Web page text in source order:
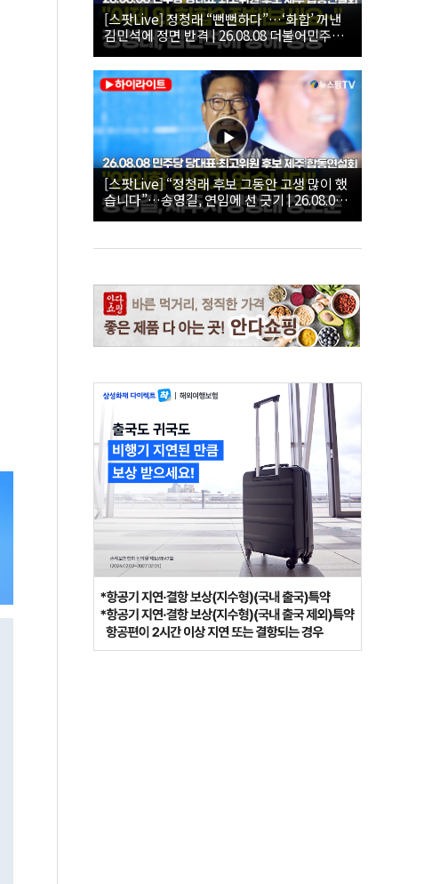
[스팟Live] 정청래 “뻔뻔하다”…‘화합’ 꺼낸
김민석에 정면 반격 | 26.08.08 더불어민주당
당대표·최고위원 후보 제주 합동연설회
[스팟Live] “정청래 후보 그동안 고생 많이 했
습니다”…송영길, 연임에 선 긋기 | 26.08.08
더불어민주당 당대표·최고위원 후보 제주 합